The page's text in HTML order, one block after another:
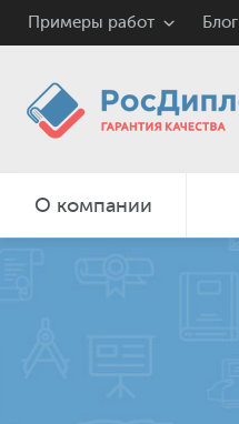
Примеры работ Блог
О компании